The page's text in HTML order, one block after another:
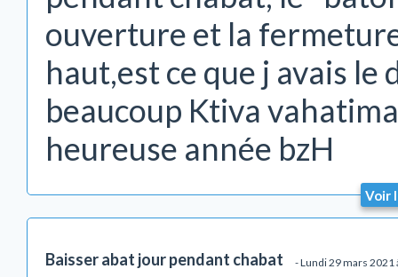
ouverture et la
haut,est ce que j avais
beaucoup Ktiva
heureuse année bzH
Voir
Baisser abat jour pendant chabat - Lundi 29 mars 2021